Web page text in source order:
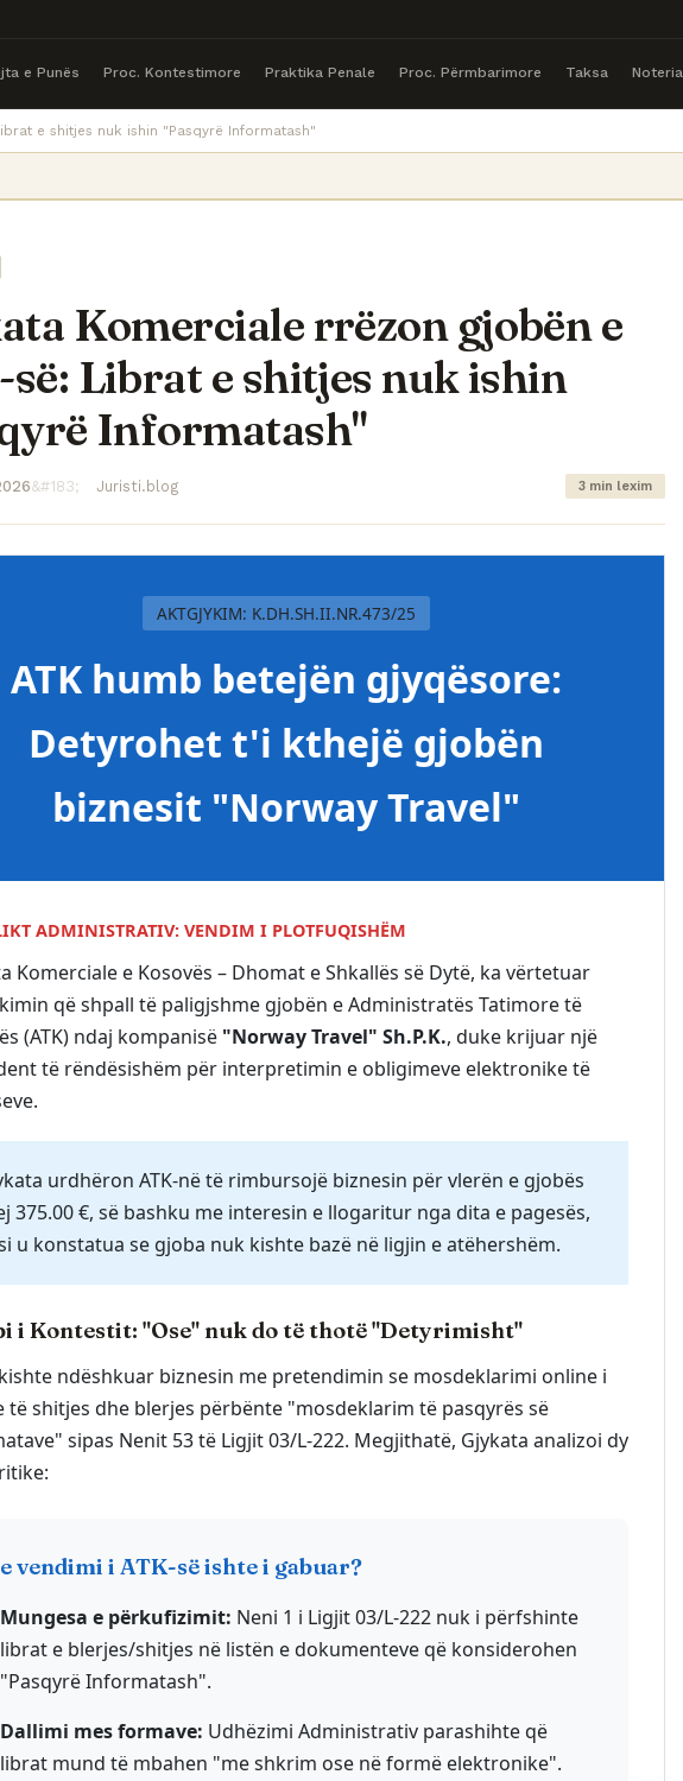
e Punës Proc. Kontestimore Praktika Penale Proc. Përmbarimore Taksa Noteria
e shitjes nuk ishin "Pasqyrë Informatash"
Komerciale rrëzon gjobën e
Librat e shitjes nuk ishin
Informatash"
Juristi.blog 3 min lexim
AKTGJYKIM: K.DH.SH.II.NR.473/25
ATK humb betejën gjyqësore:
Detyrohet t'i kthejë gjobën
biznesit "Norway Travel"
ADMINISTRATIV: VENDIM I PLOTFUQISHËM
Komerciale e Kosovës – Dhomat e Shkallës së Dytë, ka vërtetuar
që shpall të paligjshme gjobën e Administratës Tatimore të
(ATK) ndaj kompanisë "Norway Travel" Sh.P.K., duke krijuar një
të rëndësishëm për interpretimin e obligimeve elektronike të
urdhëron ATK-në të rimbursojë biznesin për vlerën e gjobës
375.00 €, së bashku me interesin e llogaritur nga dita e pagesës,
u konstatua se gjoba nuk kishte bazë në ligjin e atëhershëm.
i Kontestit: "Ose" nuk do të thotë "Detyrimisht"
kishte ndëshkuar biznesin me pretendimin se mosdeklarimi online i
të shitjes dhe blerjes përbënte "mosdeklarim të pasqyrës së
sipas Nenit 53 të Ligjit 03/L-222. Megjithatë, Gjykata analizoi dy
vendimi i ATK-së ishte i gabuar?
Mungesa e përkufizimit: Neni 1 i Ligjit 03/L-222 nuk i përfshinte
librat e blerjes/shitjes në listën e dokumenteve që konsiderohen
"Pasqyrë Informatash".
Dallimi mes formave: Udhëzimi Administrativ parashihte që
librat mund të mbahen "me shkrim ose në formë elektronike".